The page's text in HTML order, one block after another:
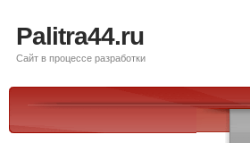
Palitra44.ru
Сайт в процессе разработки